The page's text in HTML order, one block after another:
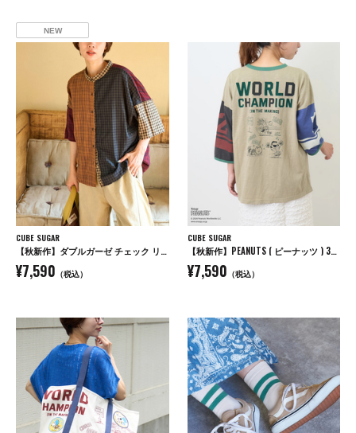
NEW
CUBE SUGAR
【秋新作】ダブルガーゼ チェック リバーシブル 5分袖 ドルマンシャツ
¥7,590 （税込）
CUBE SUGAR
【秋新作】PEANUTS ( ピーナッツ ) 32/-スラブ天竺 ライン入り 7分袖 プルオーバー Tシャツ
¥7,590 （税込）